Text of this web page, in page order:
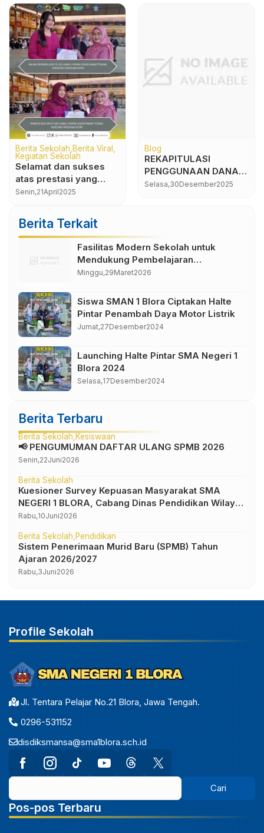
Berita Sekolah Kesiswaan
SMA N 1 BLORA
Mengikuti Upacara Hari
Pahlawan
Minggu,10November2024
Berita Sekolah
SMA Negeri 1 Blora
Siap SPMB 2025/2026
Sabtu,24Mei2025
Berita Terkait
Fasilitas Modern Sekolah untuk
Mendukung Pembelajaran
Berkualitas
Minggu,29Maret2026
Siswa SMAN 1 Blora Ciptakan Halte
Pintar Penambah Daya Motor Listrik
Jumat,27Desember2024
Launching Halte Pintar SMA Negeri 1
Blora 2024
Selasa,17Desember2024
Berita Terbaru
Berita Sekolah Kesiswaan
📢 PENGUMUMAN DAFTAR ULANG SPMB 2026
Senin,22Juni2026
Berita Sekolah
Kuesioner Survey Kepuasan Masyarakat SMA
NEGERI 1 BLORA, Cabang Dinas Pendidikan Wilayah
IV
Rabu,10Juni2026
Berita Sekolah Pendidikan
Sistem Penerimaan Murid Baru (SPMB) Tahun
Ajaran 2026/2027
Rabu,3Juni2026
Profile Sekolah
Jl. Tentara Pelajar No.21 Blora, Jawa Tengah.
0296-531152
disdiksmansa@sma1blora.sch.id
Pos-pos Terbaru